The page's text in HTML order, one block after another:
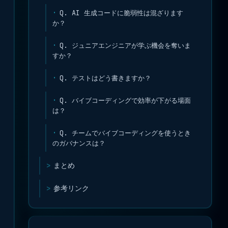
Q. AI 生成コードに脆弱性は混ざります
か？
Q. ジュニアエンジニアが学ぶ機会を奪いま
すか？
Q. テストはどう書きますか？
Q. バイブコーディングで効率が下がる場面
は？
Q. チームでバイブコーディングを使うとき
のガバナンスは？
まとめ
参考リンク